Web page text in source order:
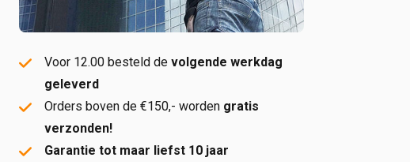
Voor 12.00 besteld de volgende werkdag
geleverd
Orders boven de €150,- worden gratis
verzonden!
Garantie tot maar liefst 10 jaar